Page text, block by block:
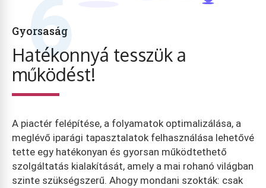
Gyorsaság
6
Hatékonnyá tesszük a
működést!
A piactér felépítése, a folyamatok optimalizálása, a
meglévő iparági tapasztalatok felhasználása lehetővé
tette egy hatékonyan és gyorsan működtethető
szolgáltatás kialakítását, amely a mai rohanó világban
szinte szükségszerű. Ahogy mondani szokták: csak